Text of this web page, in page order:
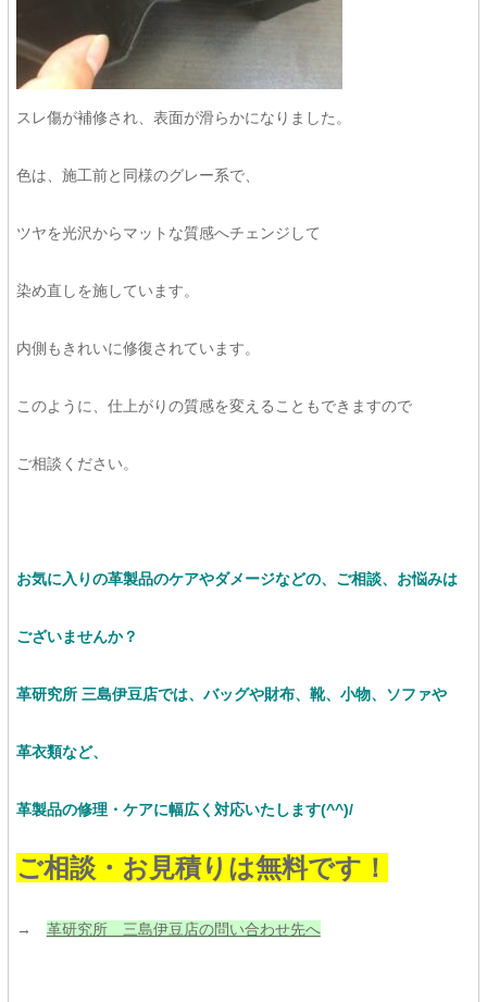
スレ傷が補修され、表面が滑らかになりました。
色は、施工前と同様のグレー系で、
ツヤを光沢からマットな質感へチェンジして
染め直しを施しています。
内側もきれいに修復されています。
このように、仕上がりの質感を変えることもできますので
ご相談ください。
お気に入りの革製品のケアやダメージなどの、ご相談、お悩みは
ございませんか？
革研究所 三島伊豆店では、バッグや財布、靴、小物、ソファや
革衣類など、
革製品の修理・ケアに幅広く対応いたします(^^)/
ご相談・お見積りは無料です！
→ 革研究所 三島伊豆店の問い合わせ先へ